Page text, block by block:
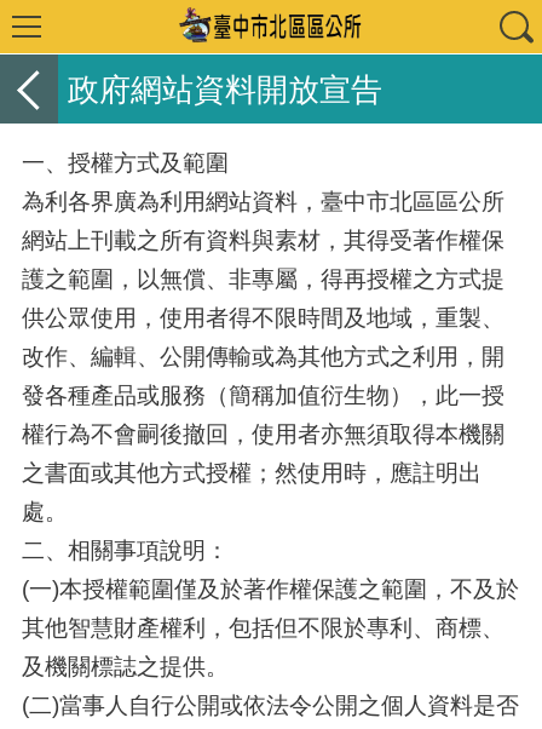
政府網站資料開放宣告
一、授權方式及範圍
為利各界廣為利用網站資料，臺中市北區區公所
網站上刊載之所有資料與素材，其得受著作權保
護之範圍，以無償、非專屬，得再授權之方式提
供公眾使用，使用者得不限時間及地域，重製、
改作、編輯、公開傳輸或為其他方式之利用，開
發各種產品或服務（簡稱加值衍生物），此一授
權行為不會嗣後撤回，使用者亦無須取得本機關
之書面或其他方式授權；然使用時，應註明出
處。
二、相關事項說明：
(一)本授權範圍僅及於著作權保護之範圍，不及於
其他智慧財產權利，包括但不限於專利、商標、
及機關標誌之提供。
(二)當事人自行公開或依法令公開之個人資料是否